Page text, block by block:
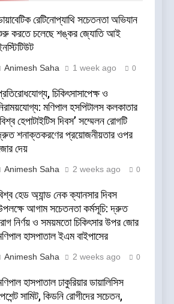
রেটিনোপ্যাথি সচেতনতা অভিযান
করতে চলেছে শঙ্কর জ্যোতি আই
Animesh Saha 1 week ago 0
চিকিৎসাসাপেক্ষ ও
মণিপাল হসপিটালস কলকাতার
হেপাটাইটিস দিবস’ সম্মেলন রোগটি
শনাক্তকরণের প্রয়োজনীয়তার ওপর
দেয়
Animesh Saha 2 weeks ago 0
হেড অ্যান্ড নেক ক্যানসার দিবস
আগাম সচেতনতা কর্মসূচি: দ্রুত
নির্ণয় ও সময়মতো চিকিৎসার উপর জোর
হাসপাতাল ইএম বাইপাসের
Animesh Saha 2 weeks ago 0
হাসপাতাল ঢাকুরিয়ার ডায়ালিসিস
সামিট, কিডনি রোগীদের সচেতন,